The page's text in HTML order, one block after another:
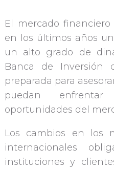
El mercado
en los últimos años
un alto grado de
Banca de Inversión
preparada para
puedan
oportunidades del
Los cambios en los
internacionales
instituciones y